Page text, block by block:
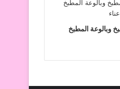
المطبخ